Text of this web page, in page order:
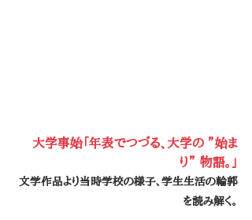
大学事始「年表でつづる、大学の ”始ま
り” 物語。」
文学作品より当時学校の様子、学生生活の輪郭
を読み解く。